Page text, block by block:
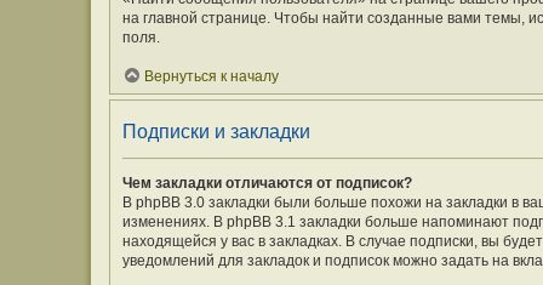
на главной странице. Чтобы найти созданные вами темы,
поля.
Вернуться к началу
Подписки и закладки
Чем закладки отличаются от подписок?
В phpBB 3.0 закладки были больше похожи на закладки в
изменениях. В phpBB 3.1 закладки больше напоминают
находящейся у вас в закладках. В случае подписки, вы
уведомлений для закладок и подписок можно задать на